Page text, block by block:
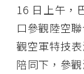
16 日上午，
口參觀陸空
觀空軍特技
陪同下，參